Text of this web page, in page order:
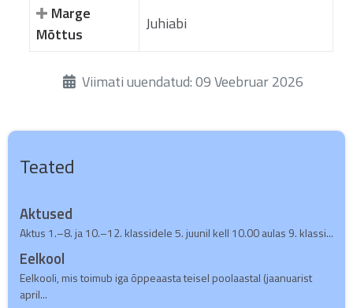
Marge
Mõttus
Juhiabi
ÜksikasjadViimati uuendatud: 09 Veebruar 2026
Teated
Aktused
Aktus 1.–8. ja 10.–12. klassidele 5. juunil kell 10.00 aulas 9. klassi...
Eelkool
Eelkooli, mis toimub iga õppeaasta teisel poolaastal (jaanuarist
april...